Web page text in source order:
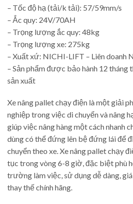
– Tốc độ hạ (tải/k tải): 57/59mm/s
– Ắc quy: 24V/70AH
– Trọng lượng ắc quy: 48kg
– Trọng lượng xe: 275kg
– Xuất xứ: NICHI-LIFT – Liên doanh
– Sản phẩm được bảo hành 12 tháng
sản xuất
Xe nâng pallet chạy điện là một giải
nghiệp trong việc di chuyển và nâng
giúp việc nâng hàng một cách nhanh
dùng có thể đứng lên bệ đứng lái để
chuyển theo xe. Xe nâng pallet chạy
tục trong vòng 6-8 giờ, đặc biệt phù
trường làm việc, sử dụng dễ dàng,
thay thế chính hãng.